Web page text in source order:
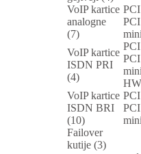
VoIP kartice
analogne
(7)
VoIP kartice
ISDN PRI
(4)
VoIP kartice
ISDN BRI
(10)
Failover
kutije (3)